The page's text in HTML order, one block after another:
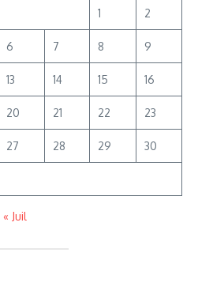
1 2
6 7 8 9
13 14 15 16
20 21 22 23
27 28 29 30
« Juil